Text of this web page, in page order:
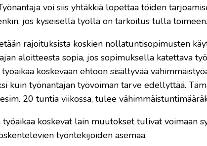
voi siis yhtäkkiä lopettaa töiden
jos kyseisellä työllä on tarkoitus tulla toimeen.
rajoituksista koskien nollatuntisopimusten
aloitteesta sopia, jos sopimuksella katettava
koskevaan ehtoon sisältyvää
kuin työnantajan työvoiman tarve edellyttää.
20 tuntia viikossa, tulee
työaikaa koskevat lain muutokset tulivat
työntekijöiden asemaa.